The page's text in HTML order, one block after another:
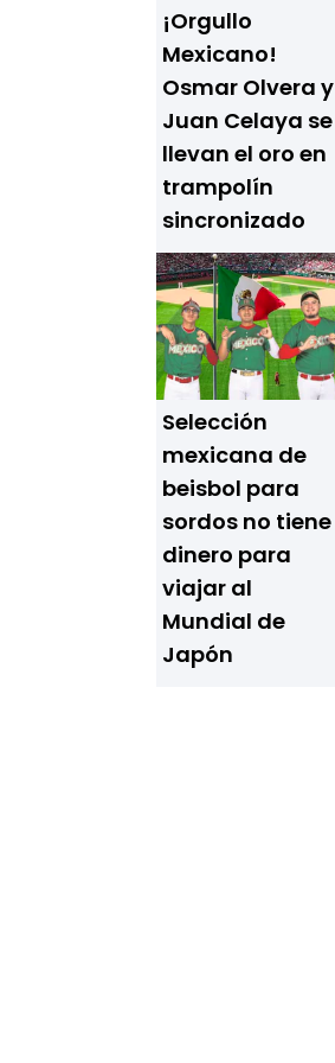
¡Orgullo
Mexicano!
Osmar Olvera y
Juan Celaya se
llevan el oro en
trampolín
sincronizado
Selección
mexicana de
beisbol para
sordos no tiene
dinero para
viajar al
Mundial de
Japón